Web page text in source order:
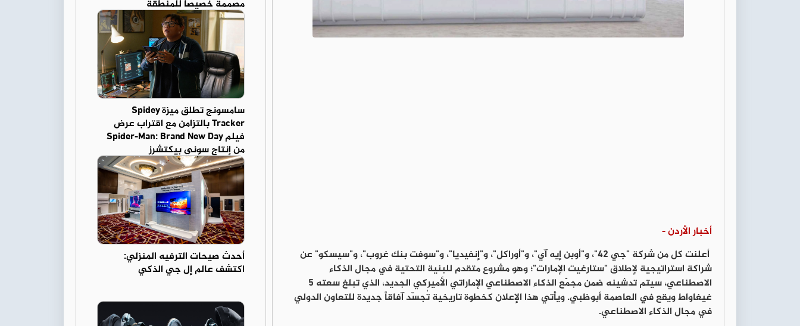
أخبار الأردن -
أعلنت كل من شركة "جي 42"، و"أوبن إيه آي"، و"أوراكل"، و"إنفيديا"، و"سوفت بنك غروب"، و"سيسكو" عن
شراكة استراتيجية لإطلاق "ستارغيت الإمارات"؛ وهو مشروع متقدم للبنية التحتية في مجال الذكاء
الاصطناعي، سيتم تدشينه ضمن مجمّع الذكاء الاصطناعي الإماراتي الأميركي الجديد، الذي تبلغ سعته 5
غيغاواط ويقع في العاصمة أبوظبي. ويأتي هذا الإعلان كخطوة تاريخية تُجسّد آفاقاً جديدة للتعاون الدولي
في مجال الذكاء الاصطناعي.
مصمّمة خصيصاً للمنطقة
سامسونج تطلق ميزة Spidey
Tracker بالتزامن مع اقتراب عرض
فيلم Spider-Man: Brand New Day
من إنتاج سوني بيكتشرز
أحدث صيحات الترفيه المنزلي:
اكتشف عالم إل جي الذكي